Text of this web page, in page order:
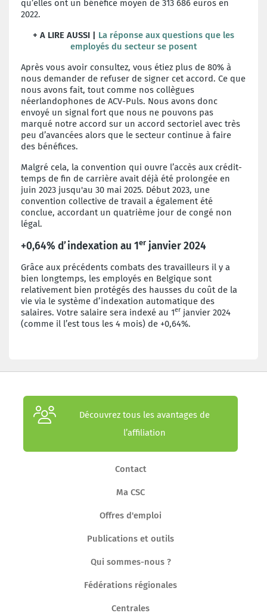
qu’elles ont un bénéfice moyen de 313 686 euros en
2022.
+ A LIRE AUSSI | La réponse aux questions que les
employés du secteur se posent
Après vous avoir consultez, vous étiez plus de 80% à
nous demander de refuser de signer cet accord. Ce que
nous avons fait, tout comme nos collègues
néerlandophones de ACV-Puls. Nous avons donc
envoyé un signal fort que nous ne pouvons pas
marqué notre accord sur un accord sectoriel avec très
peu d’avancées alors que le secteur continue à faire
des bénéfices.
Malgré cela, la convention qui ouvre l’accès aux crédit-
temps de fin de carrière avait déjà été prolongée en
juin 2023 jusqu'au 30 mai 2025. Début 2023, une
convention collective de travail a également été
conclue, accordant un quatrième jour de congé non
légal.
+0,64% d’indexation au 1er janvier 2024
Grâce aux précédents combats des travailleurs il y a
bien longtemps, les employés en Belgique sont
relativement bien protégés des hausses du coût de la
vie via le système d’indexation automatique des
salaires. Votre salaire sera indexé au 1er janvier 2024
(comme il l’est tous les 4 mois) de +0,64%.
Découvrez tous les avantages de
l’affiliation
Contact
Ma CSC
Offres d'emploi
Publications et outils
Qui sommes-nous ?
Fédérations régionales
Centrales